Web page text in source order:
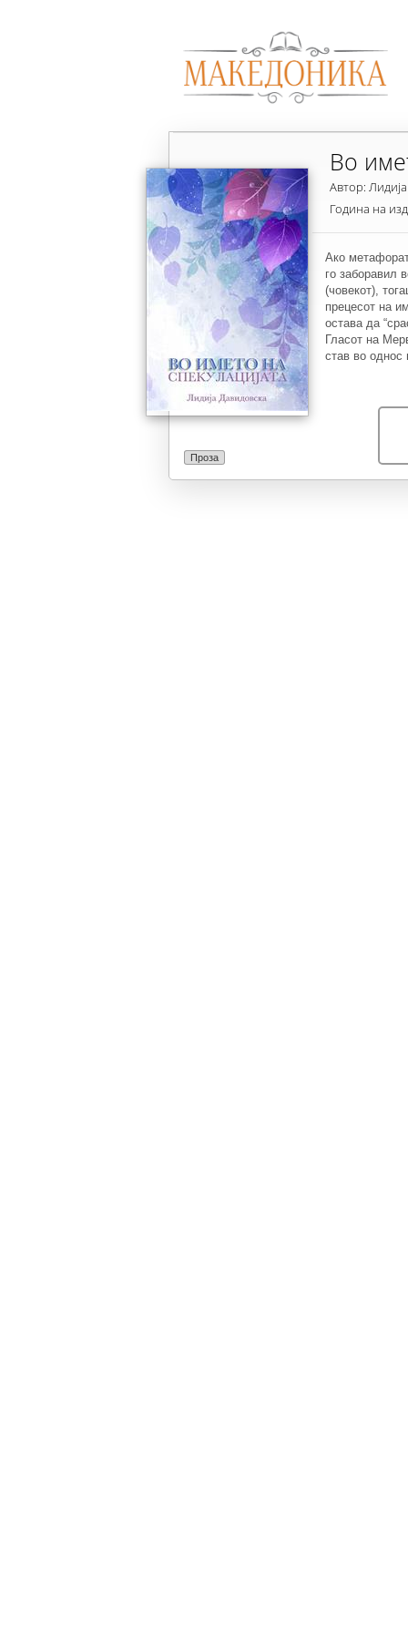
Проза
Во
Автор:
Година на
Ако
го заборавил
(човекот),
прецесот на
остава да
Гласот на
став во
можноста за